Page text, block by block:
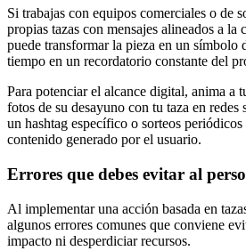
Si trabajas con equipos comerciales o de
propias tazas con mensajes alineados a la
puede transformar la pieza en un símbolo
tiempo en un recordatorio constante del
Para potenciar el alcance digital, anima a
fotos de su desayuno con tu taza en redes
un hashtag específico o sorteos
contenido generado por el usuario.
Errores que debes evitar al
Al implementar una acción basada en
algunos errores comunes que conviene
impacto ni desperdiciar recursos.